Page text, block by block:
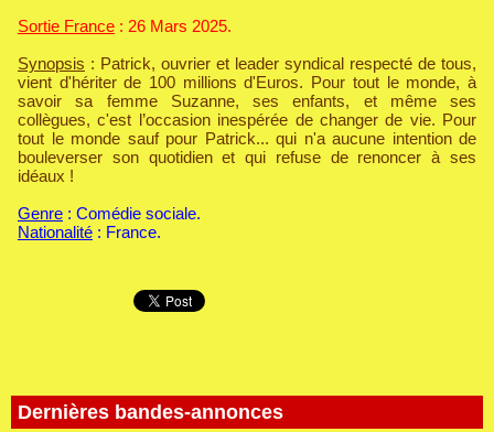
Dernières bandes-annonces
Sortie France : 26 Mars 2025.
Synopsis : Patrick, ouvrier et leader syndical respecté de tous,
vient d'hériter de 100 millions d'Euros. Pour tout le monde, à
savoir sa femme Suzanne, ses enfants, et même ses
collègues, c'est l’occasion inespérée de changer de vie. Pour
tout le monde sauf pour Patrick... qui n'a aucune intention de
bouleverser son quotidien et qui refuse de renoncer à ses
idéaux !
Genre : Comédie sociale.
Nationalité : France.